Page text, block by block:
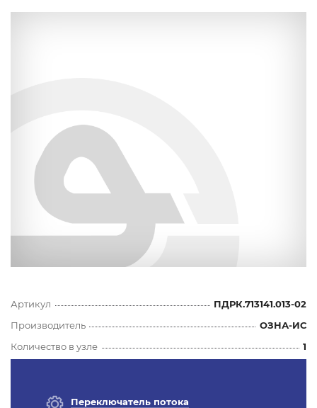
Артикул
ПДРК.713141.013-02
Производитель
ОЗНА-ИС
Количество в узле
1
Переключатель потока